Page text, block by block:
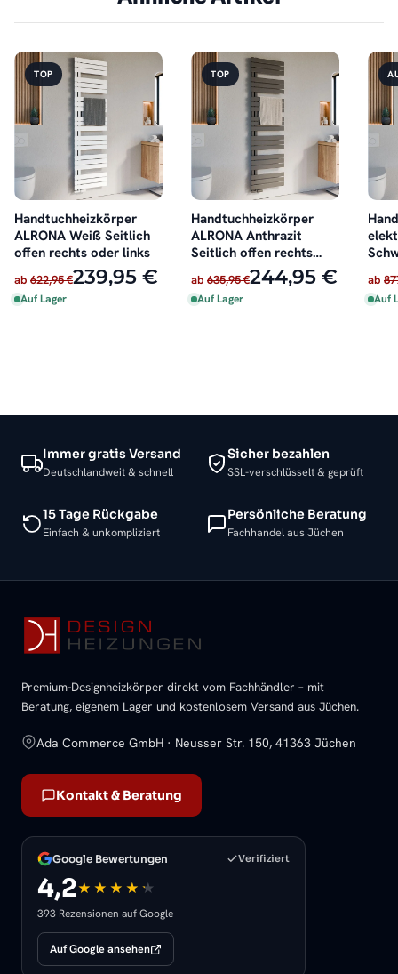
TOP
Handtuchheizkörper
ALRONA Weiß Seitlich
offen rechts oder links
ab 622,95 €239,95 €
Auf Lager
TOP
Handtuchheizkörper
ALRONA Anthrazit
Seitlich offen rechts
oder links
ab 635,95 €244,95 €
Auf Lager
ab
Auf
Immer gratis Versand
Deutschlandweit & schnell
Sicher bezahlen
SSL-verschlüsselt & geprüft
15 Tage Rückgabe
Einfach & unkompliziert
Persönliche Beratung
Fachhandel aus Jüchen
Premium-Designheizkörper direkt vom Fachhändler – mit
Beratung, eigenem Lager und kostenlosem Versand aus Jüchen.
Ada Commerce GmbH · Neusser Str. 150, 41363 Jüchen
Kontakt & Beratung
Google Bewertungen Verifiziert
4,2
393 Rezensionen auf Google
Auf Google ansehen